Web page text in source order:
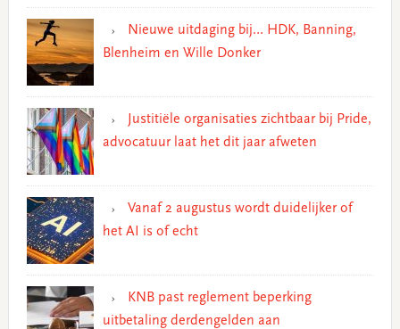
Nieuwe uitdaging bij… HDK, Banning,
Blenheim en Wille Donker
Justitiële organisaties zichtbaar bij Pride,
advocatuur laat het dit jaar afweten
Vanaf 2 augustus wordt duidelijker of
het AI is of echt
KNB past reglement beperking
uitbetaling derdengelden aan